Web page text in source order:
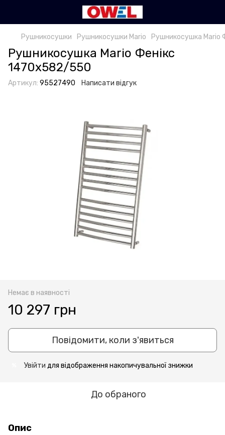
Рушникосушки Рушникосушки Mario Рушникосушка Mario
Рушникосушка Mario Фенікс
1470х582/550
Артикул: 95527490 Написати відгук
Немає в наявності
10 297 грн
Повідомити, коли з'явиться
Увійти для відображення накопичувальної знижки
До обраного
Опис